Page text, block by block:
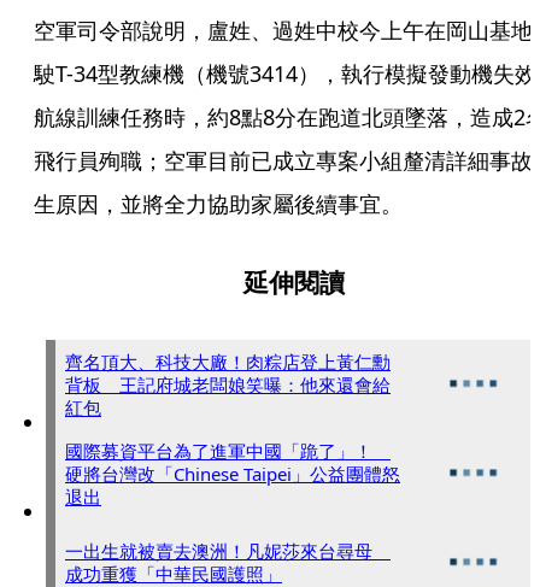
空軍司令部說明，盧姓、過姓中校今上午在岡山基地
駛T-34型教練機（機號3414），執行模擬發動機失效
航線訓練任務時，約8點8分在跑道北頭墜落，造成2
飛行員殉職；空軍目前已成立專案小組釐清詳細事故
生原因，並將全力協助家屬後續事宜。
延伸閱讀
齊名頂大、科技大廠！肉粽店登上黃仁勳
背板 王記府城老闆娘笑曝：他來還會給
紅包
國際募資平台為了進軍中國「跪了」！
硬將台灣改「Chinese Taipei」公益團體怒
退出
一出生就被賣去澳洲！凡妮莎來台尋母
成功重獲「中華民國護照」